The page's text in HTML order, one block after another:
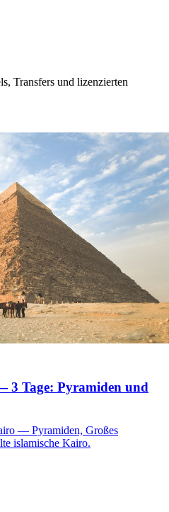
Transfers und lizenzierten
3 Tage: Pyramiden und
— Pyramiden, Großes
islamische Kairo.